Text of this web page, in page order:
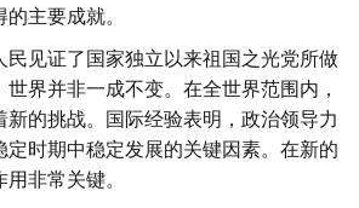
主要成就。
民见证了国家独立以来祖国之光党所做
界并非一成不变。在全世界范围内，
的挑战。国际经验表明，政治领导力
定时期中稳定发展的关键因素。在新的
非常关键。